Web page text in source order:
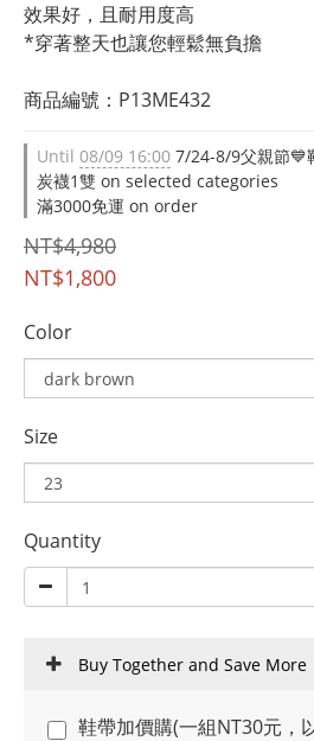
效果好，且耐用度高
*穿著整天也讓您輕鬆無負擔
商品編號：P13ME432
Until 08/09 16:00 7/24-8/9父親節💙
炭襪1雙 on selected categories
滿3000免運 on order
NT$4,980
NT$1,800
Color
Size
Quantity
Buy Together and Save More
鞋帶加價購(一組NT30元，